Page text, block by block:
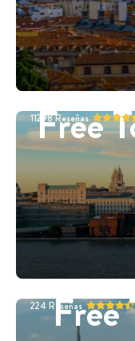
Free
11298Reseñas
Free
224 Reseñas